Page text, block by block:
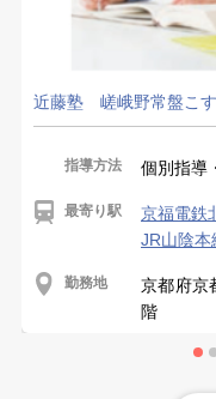
近藤塾 嵯峨野常盤こ
指導方法 個別指導
最寄り駅
京福電鉄
JR山陰本
勤務地
京都府京
階